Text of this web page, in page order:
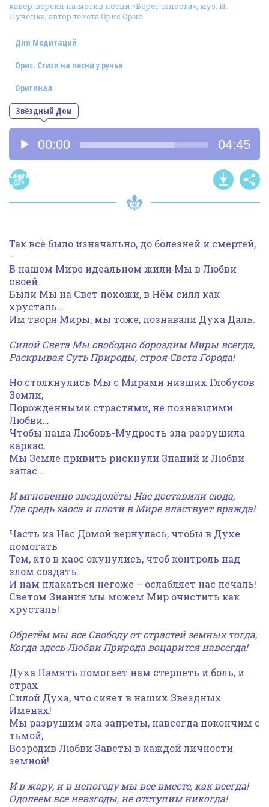
Фотогалерея
In English
Видео
Ииссиидиология
Номера песен
кавер-версия на мотив песни «Берег юности», муз. И.
Лученка, автор текста Орис Орис
Звёздный Дом
Для Медитаций
Орис. Стихи на песни у ручья
Оригинал
Аудиоплеер
00:00 04:45
Статья
о
Так всё было изначально, до болезней и смертей,
–
В нашем Мире идеальном жили Мы в Любви
своей.
Были Мы на Свет похожи, в Нём сияя как
хрусталь…
Им творя Миры, мы тоже, познавали Духа Даль.
Силой Света Мы свободно бороздим Миры всегда,
Раскрывая Суть Природы, строя Света Города!
Но столкнулись Мы с Мирами низших Глобусов
Земли,
Порождёнными страстями, не познавшими
Любви…
Чтобы наша Любовь-Мудрость зла разрушила
каркас,
Мы Земле привить рискнули Знаний и Любви
запас…
И мгновенно звездолёты Нас доставили сюда,
Где средь хаоса и плоти в Мире властвует вражда!
Часть из Нас Домой вернулась, чтобы в Духе
помогать
Тем, кто в хаос окунулись, чтоб контроль над
злом создать.
И нам плакаться негоже – ослабляет нас печаль!
Светом Знания мы можем Мир очистить как
хрусталь!
Обретём мы все Свободу от страстей земных тогда,
Когда здесь Любви Природа воцарится навсегда!
Духа Память помогает нам стерпеть и боль, и
страх
Силой Духа, что сияет в наших Звёздных
Именах!
Мы разрушим зла запреты, навсегда покончим с
тьмой,
Возродив Любви Заветы в каждой личности
земной!
И в жару, и в непогоду мы все вместе, как всегда!
Одолеем все невзгоды, не отступим никогда!